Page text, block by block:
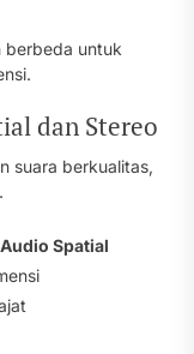
berbeda untuk
dan Stereo
suara berkualitas,
Audio Spatial